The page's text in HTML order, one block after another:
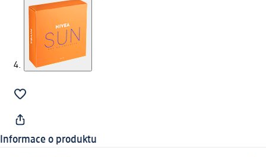
Informace o produktu